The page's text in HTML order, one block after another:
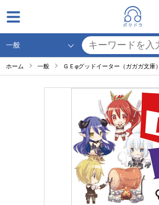
ホーム 一般 ＧＥφグッドイーター（ガガガ文庫）